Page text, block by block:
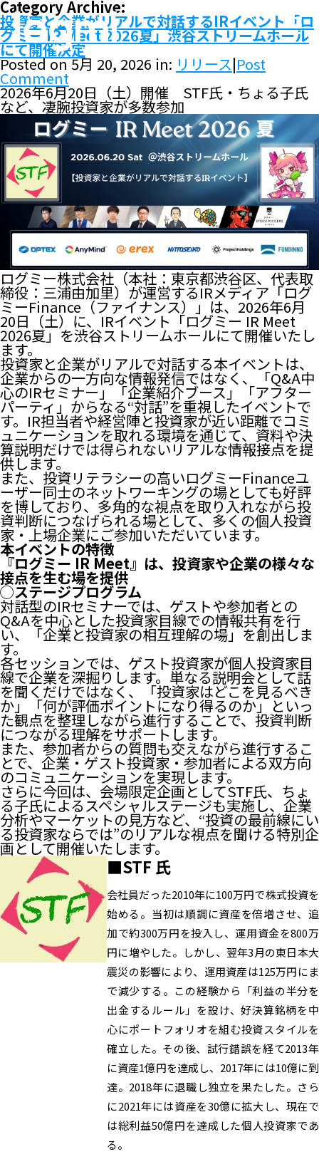
Category Archive:
投資家と企業がリアルで対話するIRイベント「ロ
グミー IR Meet 2026夏」渋谷ストリームホール
にて開催決定
Posted on 5月 20, 2026 in: リリース|Post
Comment
2026年6月20日（土）開催 STF氏・ちょる子氏
など、凄腕投資家が多数参加
ログミー株式会社（本社：東京都渋谷区、代表取
締役：三浦由加里）が運営するIRメディア「ログ
ミーFinance（ファイナンス）」は、2026年6月
20日（土）に、IRイベント「ログミー IR Meet
2026夏」を渋谷ストリームホールにて開催いたし
ます。
投資家と企業がリアルで対話する本イベントは、
企業からの一方向な情報発信ではなく、「Q&A中
心のIRセミナー」「企業紹介ブース」「アフター
パーティ」からなる“対話”を重視したイベントで
す。IR担当者や経営陣と投資家が近い距離でコミ
ュニケーションを取れる環境を通じて、資料や決
算説明だけでは得られないリアルな情報接点を提
供します。
また、投資リテラシーの高いログミーFinanceユ
ーザー同士のネットワーキングの場としても好評
を博しており、多角的な視点を取り入れながら投
資判断につなげられる場として、多くの個人投資
家・上場企業にご参加いただいています。
本イベントの特徴
『ログミー IR Meet』は、投資家や企業の様々な
接点を生む場を提供
◯ステージプログラム
対話型のIRセミナーでは、ゲストや参加者との
Q&Aを中心とした投資家目線での情報共有を行
い、「企業と投資家の相互理解の場」を創出しま
す。
各セッションでは、ゲスト投資家が個人投資家目
線で企業を深掘りします。単なる説明会として話
を聞くだけではなく、「投資家はどこを見るべき
か」「何が評価ポイントになり得るのか」といっ
た観点を整理しながら進行することで、投資判断
につながる理解をサポートします。
また、参加者からの質問も交えながら進行するこ
とで、企業・ゲスト投資家・参加者による双方向
のコミュニケーションを実現します。
さらに今回は、会場限定企画としてSTF氏、ちょ
る子氏によるスペシャルステージも実施し、企業
分析やマーケットの見方など、“投資の最前線にい
る投資家ならでは”のリアルな視点を聞ける特別企
画として開催いたします。
■STF 氏
会社員だった2010年に100万円で株式投資を
始める。当初は順調に資産を倍増させ、追
加で約300万円を投入し、運用資金を800万
円に増やした。しかし、翌年3月の東日本大
震災の影響により、運用資産は125万円にま
で減少する。この経験から「利益の半分を
出金するルール」を設け、好決算銘柄を中
心にポートフォリオを組む投資スタイルを
確立した。その後、試行錯誤を経て2013年
に資産1億円を達成し、2017年には10億に到
達。2018年に退職し独立を果たした。さら
に2021年には資産を30億に拡大し、現在で
は総利益50億円を達成した個人投資家であ
る。